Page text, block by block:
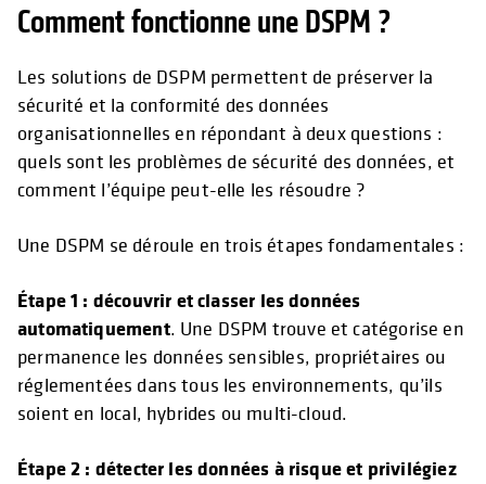
Comment fonctionne une DSPM ?
Les solutions de DSPM permettent de préserver la
sécurité et la conformité des données
organisationnelles en répondant à deux questions :
quels sont les problèmes de sécurité des données, et
comment l’équipe peut-elle les résoudre ?
Une DSPM se déroule en trois étapes fondamentales :
Étape 1 : découvrir et classer les données
automatiquement. Une DSPM trouve et catégorise en
permanence les données sensibles, propriétaires ou
réglementées dans tous les environnements, qu’ils
soient en local, hybrides ou multi-cloud.
Étape 2 : détecter les données à risque et privilégiez